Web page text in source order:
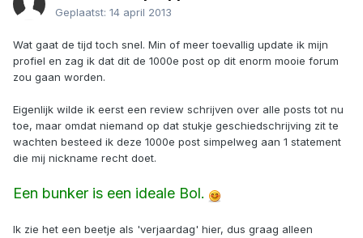
Geplaatst: 14 april 2013
Wat gaat de tijd toch snel. Min of meer toevallig update ik mijn
profiel en zag ik dat dit de 1000e post op dit enorm mooie forum
zou gaan worden.
Eigenlijk wilde ik eerst een review schrijven over alle posts tot nu
toe, maar omdat niemand op dat stukje geschiedschrijving zit te
wachten besteed ik deze 1000e post simpelweg aan 1 statement
die mij nickname recht doet.
Een bunker is een ideale Bol.
Ik zie het een beetje als 'verjaardag' hier, dus graag alleen